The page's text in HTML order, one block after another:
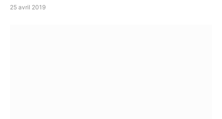
25 avril 2019